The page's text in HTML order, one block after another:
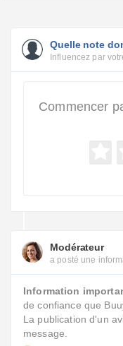
Quelle note
Influencez par
Commencer
Modérateur
a posté une
Information
de confiance que
La publication d'un
message.